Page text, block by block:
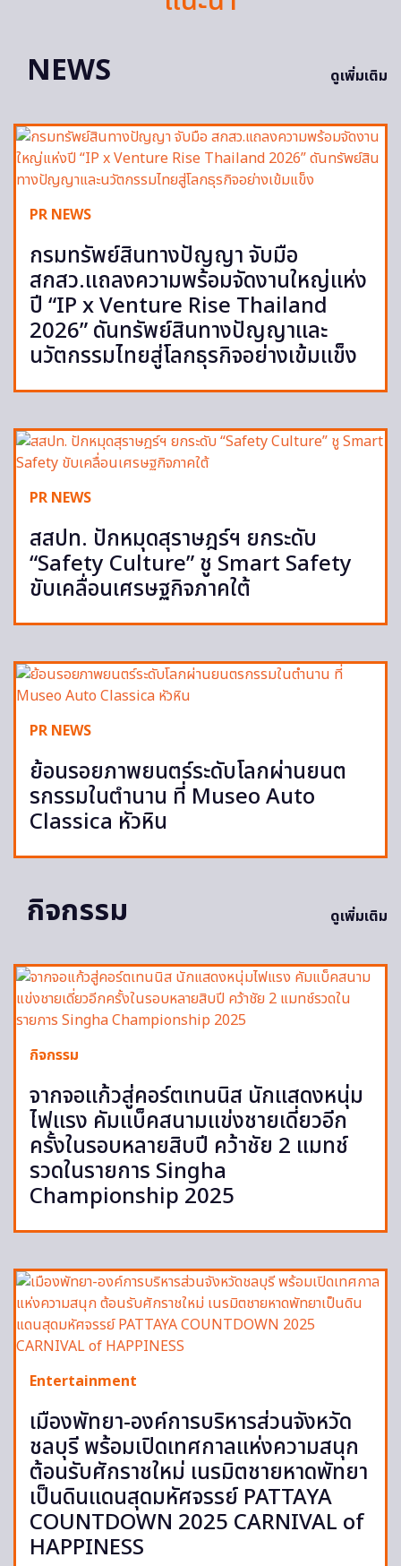
NEWS
ดูเพิ่มเติม
PR NEWS
กรมทรัพย์สินทางปัญญา จับมือ
สกสว.แถลงความพร้อมจัดงานใหญ่แห่ง
ปี “IP x Venture Rise Thailand
2026” ดันทรัพย์สินทางปัญญาและ
นวัตกรรมไทยสู่โลกธุรกิจอย่างเข้มแข็ง
PR NEWS
สสปท. ปักหมุดสุราษฎร์ฯ ยกระดับ
“Safety Culture” ชู Smart Safety
ขับเคลื่อนเศรษฐกิจภาคใต้
PR NEWS
ย้อนรอยภาพยนตร์ระดับโลกผ่านยนต
รกรรมในตำนาน ที่ Museo Auto
Classica หัวหิน
กิจกรรม ดูเพิ่มเติม
กิจกรรม
จากจอแก้วสู่คอร์ตเทนนิส นักแสดงหนุ่ม
ไฟแรง คัมแบ็คสนามแข่งชายเดี่ยวอีก
ครั้งในรอบหลายสิบปี คว้าชัย 2 แมทช์
รวดในรายการ Singha
Championship 2025
Entertainment
เมืองพัทยา-องค์การบริหารส่วนจังหวัด
ชลบุรี พร้อมเปิดเทศกาลแห่งความสนุก
ต้อนรับศักราชใหม่ เนรมิตชายหาดพัทยา
เป็นดินแดนสุดมหัศจรรย์ PATTAYA
COUNTDOWN 2025 CARNIVAL of
HAPPINESS